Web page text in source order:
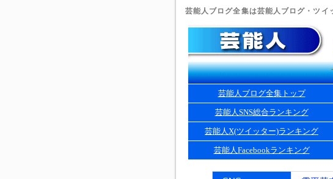
芸能人ブログ全集は芸能人ブログ・ツ
芸能人ブログ全集トップ
芸能人SNS総合ランキング
芸能人X(ツイッター)ランキング
芸能人Facebookランキング